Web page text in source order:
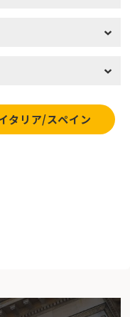
タリア/スペイン